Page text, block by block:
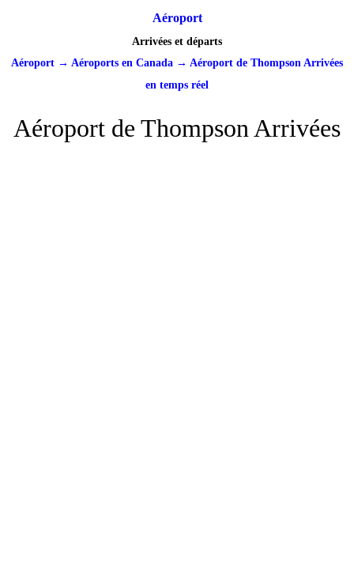
Aéroport
Arrivées et départs
Aéroport → Aéroports en Canada → Aéroport de Thompson Arrivées
en temps réel
Aéroport de Thompson Arrivées